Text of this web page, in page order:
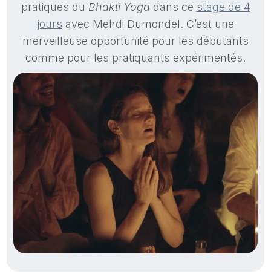
pratiques du Bhakti Yoga dans ce stage de 4
jours avec Mehdi Dumondel. C’est une
merveilleuse opportunité pour les débutants
comme pour les pratiquants expérimentés.